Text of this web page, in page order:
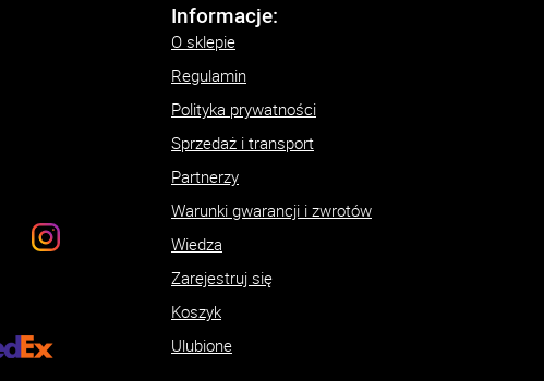
Informacje:
O sklepie
Regulamin
Polityka prywatności
Sprzedaż i transport
Partnerzy
Warunki gwarancji i zwrotów
Wiedza
Zarejestruj się
Koszyk
Ulubione